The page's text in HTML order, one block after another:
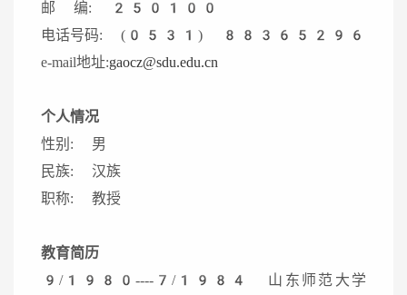
邮 编: 250100
电话号码: (0531) 88365296
e-mail地址:gaocz@sdu.edu.cn
个人情况
性别: 男
民族: 汉族
职称: 教授
教育简历
9/1980----7/1984 山东师范大学